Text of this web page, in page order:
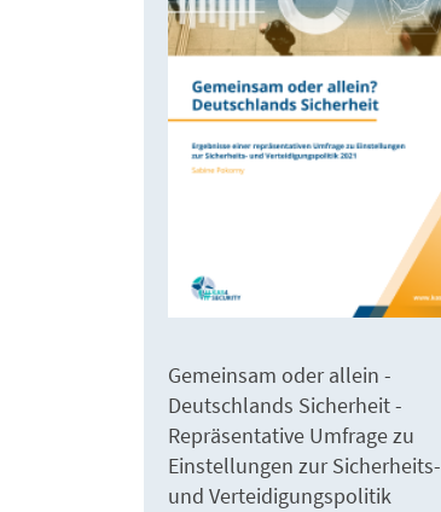
Gemeinsam oder allein -
Deutschlands Sicherheit -
Repräsentative Umfrage zu
Einstellungen zur Sicherheits-
und Verteidigungspolitik